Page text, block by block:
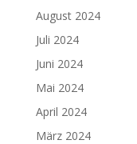
August 2024
Juli 2024
Juni 2024
Mai 2024
April 2024
März 2024